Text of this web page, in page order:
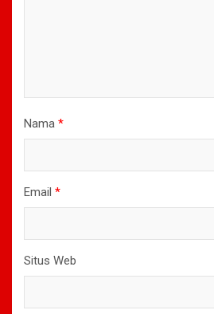
Nama *
Email *
Situs Web